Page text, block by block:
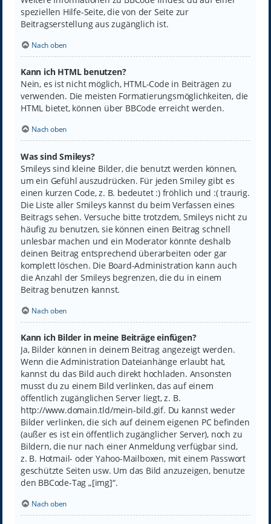
speziellen Hilfe-Seite, die von der Seite zur
Beitragserstellung aus zugänglich ist.
Nach oben
Kann ich HTML benutzen?
Nein, es ist nicht möglich, HTML-Code in Beiträgen zu
verwenden. Die meisten Formatierungsmöglichkeiten, die
HTML bietet, können über BBCode erreicht werden.
Nach oben
Was sind Smileys?
Smileys sind kleine Bilder, die benutzt werden können,
um ein Gefühl auszudrücken. Für jeden Smiley gibt es
einen kurzen Code, z. B. bedeutet :) fröhlich und :( traurig.
Die Liste aller Smileys kannst du beim Verfassen eines
Beitrags sehen. Versuche bitte trotzdem, Smileys nicht zu
häufig zu benutzen, sie können einen Beitrag schnell
unlesbar machen und ein Moderator könnte deshalb
deinen Beitrag entsprechend überarbeiten oder gar
komplett löschen. Die Board-Administration kann auch
die Anzahl der Smileys begrenzen, die du in einem
Beitrag benutzen kannst.
Nach oben
Kann ich Bilder in meine Beiträge einfügen?
Ja, Bilder können in deinem Beitrag angezeigt werden.
Wenn die Administration Dateianhänge erlaubt hat,
kannst du das Bild auch direkt hochladen. Ansonsten
musst du zu einem Bild verlinken, das auf einem
öffentlich zugänglichen Server liegt, z. B.
http://www.domain.tld/mein-bild.gif. Du kannst weder
Bilder verlinken, die sich auf deinem eigenen PC befinden
(außer es ist ein öffentlich zugänglicher Server), noch zu
Bildern, die nur nach einer Anmeldung verfügbar sind,
z. B. Hotmail- oder Yahoo-Mailboxen, mit einem Passwort
geschützte Seiten usw. Um das Bild anzuzeigen, benutze
den BBCode-Tag „[img]“.
Nach oben